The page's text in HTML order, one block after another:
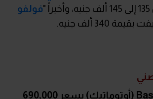
فولفو
340 ألف جنيه.
• الفئة الأولى Base (أوتوماتيك) بسعر 690,000